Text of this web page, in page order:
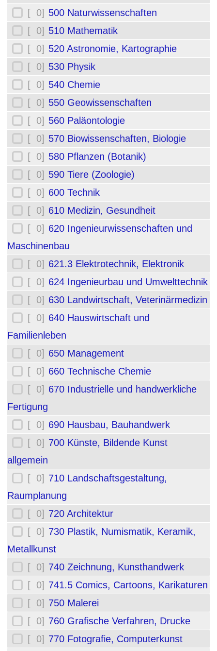
[ 0] 500 Naturwissenschaften
[ 0] 510 Mathematik
[ 0] 520 Astronomie, Kartographie
[ 0] 530 Physik
[ 0] 540 Chemie
[ 0] 550 Geowissenschaften
[ 0] 560 Paläontologie
[ 0] 570 Biowissenschaften, Biologie
[ 0] 580 Pflanzen (Botanik)
[ 0] 590 Tiere (Zoologie)
[ 0] 600 Technik
[ 0] 610 Medizin, Gesundheit
[ 0] 620 Ingenieurwissenschaften und
Maschinenbau
[ 0] 621.3 Elektrotechnik, Elektronik
[ 0] 624 Ingenieurbau und Umwelttechnik
[ 0] 630 Landwirtschaft, Veterinärmedizin
[ 0] 640 Hauswirtschaft und
Familienleben
[ 0] 650 Management
[ 0] 660 Technische Chemie
[ 0] 670 Industrielle und handwerkliche
Fertigung
[ 0] 690 Hausbau, Bauhandwerk
[ 0] 700 Künste, Bildende Kunst
allgemein
[ 0] 710 Landschaftsgestaltung,
Raumplanung
[ 0] 720 Architektur
[ 0] 730 Plastik, Numismatik, Keramik,
Metallkunst
[ 0] 740 Zeichnung, Kunsthandwerk
[ 0] 741.5 Comics, Cartoons, Karikaturen
[ 0] 750 Malerei
[ 0] 760 Grafische Verfahren, Drucke
[ 0] 770 Fotografie, Computerkunst